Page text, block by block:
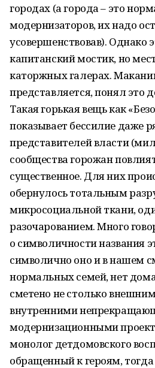
городах (а города – это
модернизаторов, их надо
усовершенствовав). Однако
капитанский мостик, но
каторжных галерах.
представляется, понял это
Такая горькая вещь как
показывает бессилие даже
представителей власти
сообщества горожан
существенное. Для них
обернулось тотальным
микросоциальной ткани,
разочарованием. Много
о символичности названия
символично оно и в нашем
нормальных семей, нет
сметено не столько
внутренними
модернизационными
монолог детдомовского
обращенный к героям,